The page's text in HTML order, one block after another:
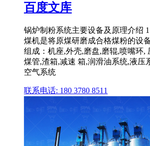
百度文库
锅炉制粉系统主要设备及原理介绍
煤机是将原煤研磨成合格煤粉的设
组成：机座,外壳,磨盘,磨辊,喷嘴环,
煤管,渣箱,减速 箱,润滑油系统,液压
空气系统
联系电话: 180 3780 8511